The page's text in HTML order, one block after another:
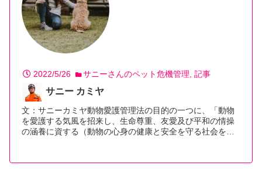
2022/5/26 サニーさんのペット危機管理 記事
サニー カミヤ
文：サニーカミヤ動物愛護管理法の目的の一つに、「動物
を愛護する気風を招来し、生命尊重、友愛及び平和の情操
の涵養に資する（動物の心身の健康と安全を守る社会を…